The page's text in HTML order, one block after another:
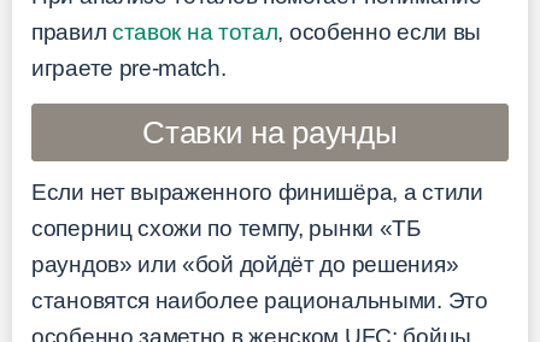
правил ставок на тотал, особенно если вы
играете pre-match.
Ставки на раунды
Если нет выраженного финишёра, а стили
соперниц схожи по темпу, рынки «ТБ
раундов» или «бой дойдёт до решения»
становятся наиболее рациональными. Это
особенно заметно в женском UFC: бойцы